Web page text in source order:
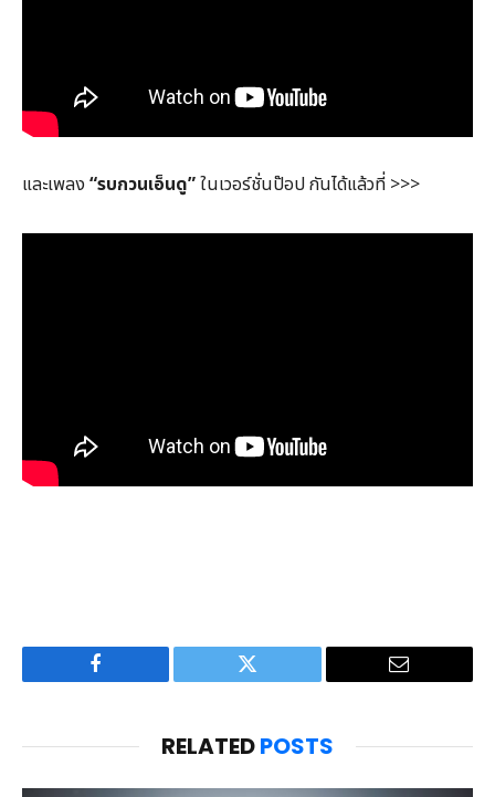
และเพลง “รบกวนเอ็นดู”ในเวอร์ชั่นป๊อป กันได้แล้วที่ >>>